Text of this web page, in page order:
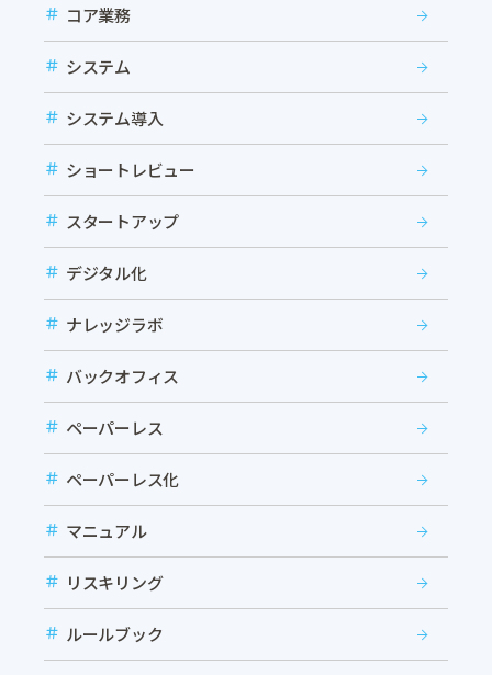
コア業務
システム
システム導入
ショートレビュー
スタートアップ
デジタル化
ナレッジラボ
バックオフィス
ペーパーレス
ペーパーレス化
マニュアル
リスキリング
ルールブック